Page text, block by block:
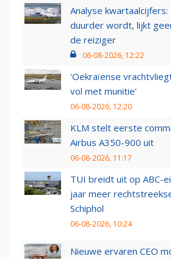
Analyse
duurder wordt, lijkt
de reiziger
06-08-2026, 12:22
'Oekraïense
vol met munitie'
06-08-2026, 12:20
KLM stelt eerste
Airbus A350-900 uit
06-08-2026, 11:17
TUI breidt uit op ABC-
jaar meer
Schiphol
06-08-2026, 10:24
Nieuwe ervaren CEO